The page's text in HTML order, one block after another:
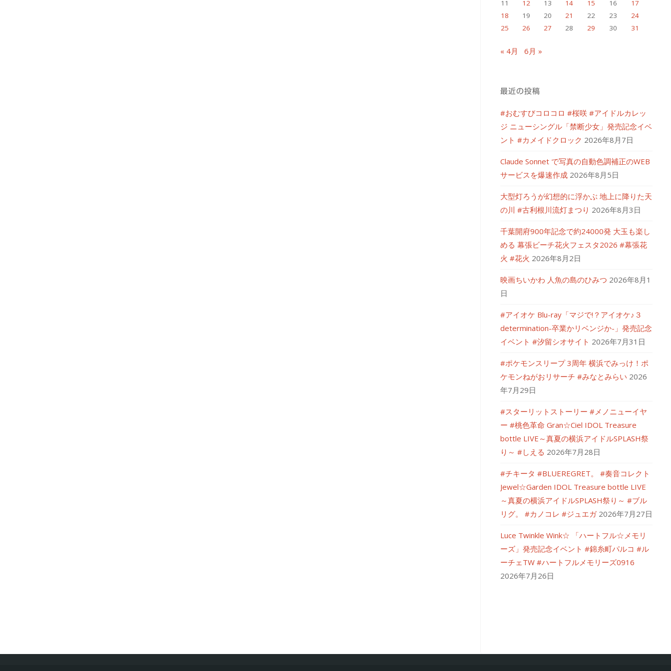
11 12 13 14 15 16
17
18
19 20 21 22 23
24
25
26 27 28 29 30 31
« 4月 6月 »
最近の投稿
#おむすびコロコロ #桜咲 #アイドルカレッ
ジ ニューシングル「禁断少女」発売記念イベ
ント #カメイドクロック 2026年8月7日
Claude Sonnet で写真の自動色調補正のWEB
サービスを爆速作成 2026年8月5日
大型灯ろうが幻想的に浮かぶ 地上に降りた天
の川 #古利根川流灯まつり 2026年8月3日
千葉開府900年記念で約24000発 大玉も楽し
める 幕張ビーチ花火フェスタ2026 #幕張花
火 #花火 2026年8月2日
映画ちいかわ 人魚の島のひみつ 2026年8月1
日
#アイオケ Blu-ray「マジで!？アイオケ♪３
determination-卒業かリベンジか-」発売記念
イベント #汐留シオサイト 2026年7月31日
#ポケモンスリープ 3周年 横浜でみっけ！ポ
ケモンねがおリサーチ #みなとみらい 2026
年7月29日
#スターリットストーリー #メノニューイヤ
ー #桃色革命 Gran☆Ciel IDOL Treasure
bottle LIVE～真夏の横浜アイドルSPLASH祭
り～ #しえる 2026年7月28日
#チキータ #BLUEREGRET。 #奏音コレクト
Jewel☆Garden IDOL Treasure bottle LIVE
～真夏の横浜アイドルSPLASH祭り～ #ブル
リグ。 #カノコレ #ジュエガ 2026年7月27日
Luce Twinkle Wink☆ 「ハートフル☆メモリ
ーズ」発売記念イベント #錦糸町パルコ #ル
ーチェTW #ハートフルメモリーズ0916
2026年7月26日